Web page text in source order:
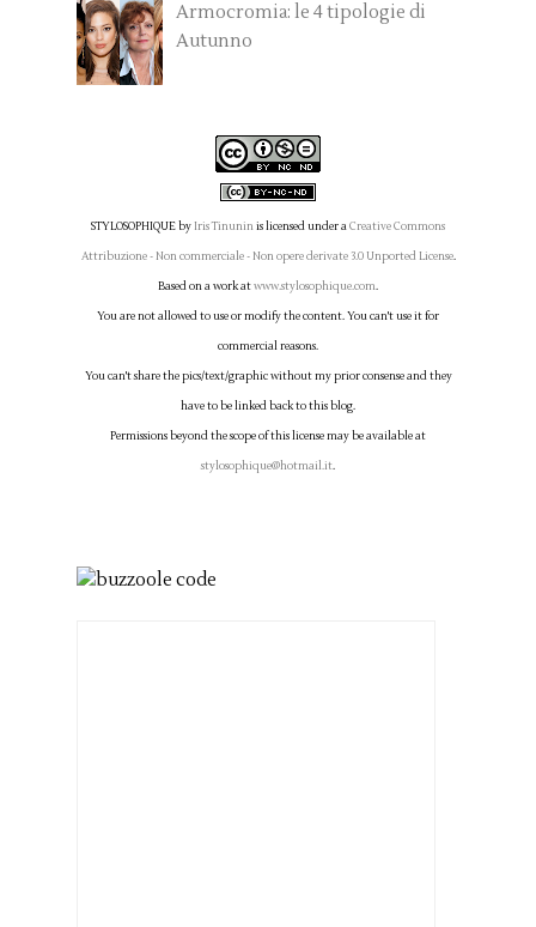
Armocromia: le 4 tipologie di
Autunno
STYLOSOPHIQUEbyIris Tinuninis licensed under aCreative Commons
Attribuzione - Non commerciale - Non opere derivate 3.0 Unported License.
Based on a work atwww.stylosophique.com.
You are not allowed to use or modify the content. You can't use it for
commercial reasons.
You can't share the pics/text/graphic without my prior consense and they
have to be linked back to this blog.
Permissions beyond the scope of this license may be available at
stylosophique@hotmail.it.